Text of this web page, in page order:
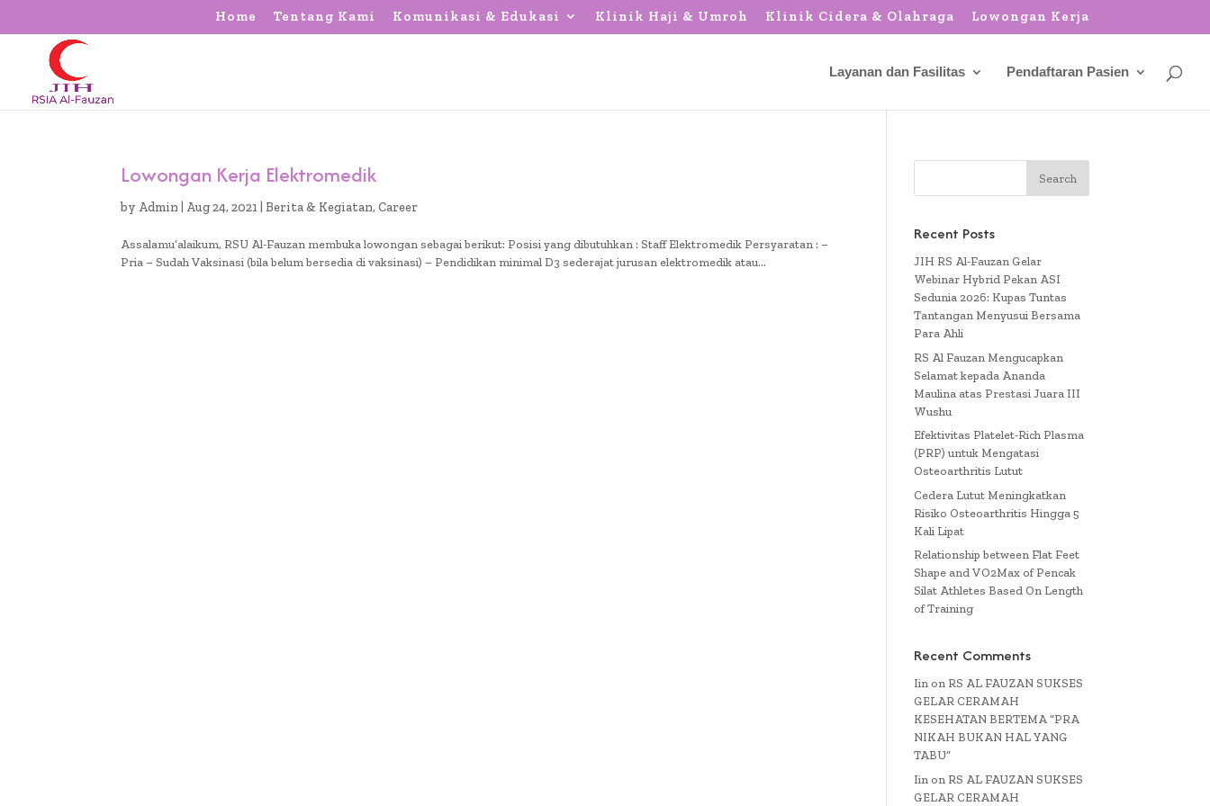
Home Tentang Kami Komunikasi & Edukasi Klinik Haji & Umroh Klinik Cidera & Olahraga Lowongan Kerja
Layanan dan Fasilitas Pendaftaran Pasien
Lowongan Kerja Elektromedik
by Admin Aug 24, 2021 |Berita & Kegiatan,Career
Assalamu’alaikum, RSU Al-Fauzan membuka lowongan sebagai berikut: Posisi yang dibutuhkan : Staff Elektromedik Persyaratan : –
Pria – Sudah Vaksinasi (bila belum bersedia di vaksinasi) – Pendidikan minimal D3 sederajat jurusan elektromedik atau...
Recent Posts
JIH RS Al-Fauzan Gelar
Webinar Hybrid Pekan ASI
Sedunia 2026: Kupas Tuntas
Tantangan Menyusui Bersama
Para Ahli
RS Al Fauzan Mengucapkan
Selamat kepada Ananda
Maulina atas Prestasi Juara III
Wushu
Efektivitas Platelet-Rich Plasma
(PRP) untuk Mengatasi
Osteoarthritis Lutut
Cedera Lutut Meningkatkan
Risiko Osteoarthritis Hingga 5
Kali Lipat
Relationship between Flat Feet
Shape and VO2Max of Pencak
Silat Athletes Based On Length
of Training
Recent Comments
Iin on RS AL FAUZAN SUKSES
GELAR CERAMAH
KESEHATAN BERTEMA “PRA
NIKAH BUKAN HAL YANG
TABU”
Iin on RS AL FAUZAN SUKSES
GELAR CERAMAH